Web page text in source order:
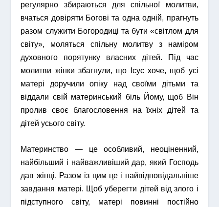
регулярно збираються для спільної молитви,
вчаться довіряти Богові та одна одній, прагнуть
разом служити Богородиці та бути «світлом для
світу», моляться спільну молитву з наміром
духовного порятунку власних дітей. Під час
молитви жінки збагнули, що Ісус хоче, щоб усі
матері доручили опіку над своїми дітьми та
віддали свій материнський біль Йому, щоб Він
пролив своє благословення на їхніх дітей та
дітей усього світу.
Материнство ― це особливий, неоціненний,
найбільший і найважливіший дар, який Господь
дав жінці. Разом із цим це і найвідповідальніше
завдання матері. Щоб уберегти дітей від злого і
підступного світу, матері повинні постійно